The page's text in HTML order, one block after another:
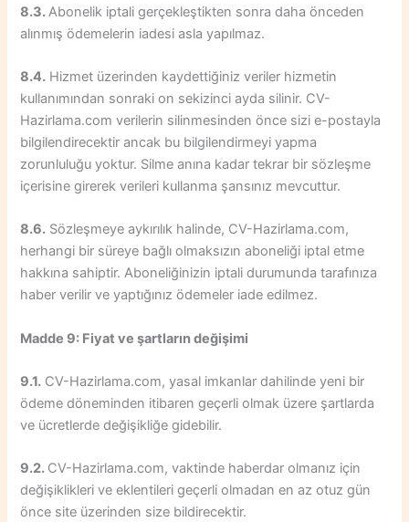
8.3.Abonelik iptali gerçekleştikten sonra daha önceden
alınmış ödemelerin iadesi asla yapılmaz.
8.4. Hizmet üzerinden kaydettiğiniz veriler hizmetin
kullanımından sonraki on sekizinci ayda silinir. CV-
Hazirlama.com verilerin silinmesinden önce sizi e-postayla
bilgilendirecektir ancak bu bilgilendirmeyi yapma
zorunluluğu yoktur. Silme anına kadar tekrar bir sözleşme
içerisine girerek verileri kullanma şansınız mevcuttur.
8.6. Sözleşmeye aykırılık halinde, CV-Hazirlama.com,
herhangi bir süreye bağlı olmaksızın aboneliği iptal etme
hakkına sahiptir. Aboneliğinizin iptali durumunda tarafınıza
haber verilir ve yaptığınız ödemeler iade edilmez.
Madde 9: Fiyat ve şartların değişimi
9.1. CV-Hazirlama.com, yasal imkanlar dahilinde yeni bir
ödeme döneminden itibaren geçerli olmak üzere şartlarda
ve ücretlerde değişikliğe gidebilir.
9.2. CV-Hazirlama.com, vaktinde haberdar olmanız için
değişiklikleri ve eklentileri geçerli olmadan en az otuz gün
önce site üzerinden size bildirecektir.